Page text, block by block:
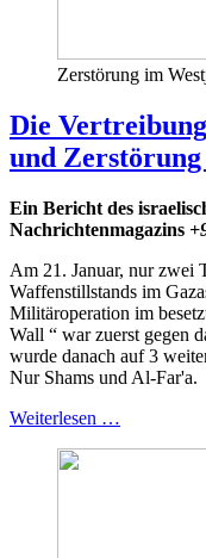
Zerstörung im
Die
und
Ein Bericht des
Nachrichtenmagazins
Am 21. Januar, nur zwei
Waffenstillstands im
Militäroperation im
Wall “ war zuerst gegen
wurde danach auf 3
Nur Shams und Al-Far'a.
Weiterlesen …